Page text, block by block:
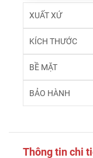
XUẤT XỨ
KÍCH THƯỚC
BỀ MẶT
BẢO HÀNH
Thông tin chi